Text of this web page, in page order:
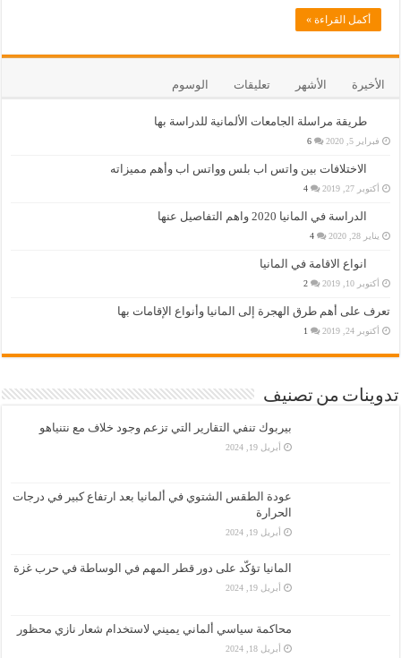
أكمل القراءة »
الأخيرة الأشهر تعليقات الوسوم
طريقة مراسلة الجامعات الألمانية للدراسة بها
فبراير 5, 2020 6
الاختلافات بين واتس اب بلس وواتس اب وأهم مميزاته
أكتوبر 27, 2019 4
الدراسة في المانيا 2020 واهم التفاصيل عنها
يناير 28, 2020 4
انواع الاقامة في المانيا
أكتوبر 10, 2019 2
تعرف على أهم طرق الهجرة إلى المانيا وأنواع الإقامات بها
أكتوبر 24, 2019 1
تدوينات من تصنيف
بيربوك تنفي التقارير التي تزعم وجود خلاف مع نتنياهو
أبريل 19, 2024
عودة الطقس الشتوي في ألمانيا بعد ارتفاع كبير في درجات
الحرارة
أبريل 19, 2024
المانيا تؤكّد على دور قطر المهم في الوساطة في حرب غزة
أبريل 19, 2024
محاكمة سياسي ألماني يميني لاستخدام شعار نازي محظور
أبريل 18, 2024